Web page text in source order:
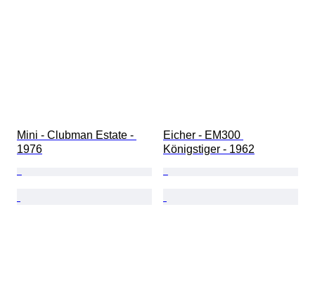
Mini - Clubman Estate -
1976
Eicher - EM300
Königstiger - 1962